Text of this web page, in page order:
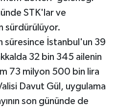
STK'lar ve
sürdürülüyor.
süresince İstanbul'un 39
32 bin 345 ailenin
73 milyon 500 bin lira
Davut Gül, uygulama
son gününde de